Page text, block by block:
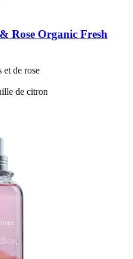
Rose Organic Fresh
et de rose
de citron